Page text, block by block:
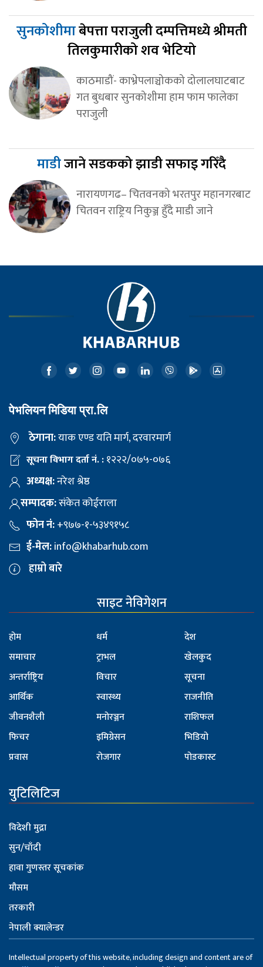
सुनकोशीमाबेपत्ता पराजुली दम्पत्तिमध्ये श्रीमती
तिलकुमारीको शव भेटियो
काठमाडौं- काभ्रेपलाञ्चोकको दोलालघाटबाट
गत बुधबार सुनकोशीमा हाम फाम फालेका
पराजुली
माडीजाने सडकको झाडी सफाइ गरिँदै
नारायणगढ– चितवनको भरतपुर महानगरबाट
चितवन राष्ट्रिय निकुञ्ज हुँदै माडी जाने
पेभलियन मिडिया प्रा.लि
ठेगाना:याक एण्ड यति मार्ग, दरवारमार्ग
सूचना विभाग दर्ता नं. :१२२२/०७५-०७६
अध्यक्ष:नरेश श्रेष्ठ
सम्पादक:संकेत कोईराला
फोन नं:+९७७-१-५३४९१५८
ई-मेल:info@khabarhub.com
हाम्रो बारे
साइट नेविगेशन
होम
समाचार
अन्तर्राष्ट्रिय
आर्थिक
जीवनशैली
फिचर
प्रवास
धर्म
ट्राभल
विचार
स्वास्थ्य
मनोरञ्जन
इमिग्रेसन
रोजगार
देश
खेलकुद
सूचना
राजनीति
राशिफल
भिडियो
पोडकास्ट
युटिलिटिज
विदेशी मुद्रा
सुन/चाँदी
हावा गुणस्तर सूचकांक
मौसम
तरकारी
नेपाली क्यालेन्डर
Intellectual property of this website, including design and content are of